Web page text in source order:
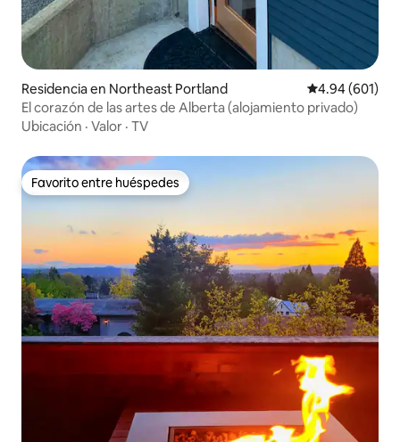
Residencia en Northeast Portland Calificación
4.94 (601)
El corazón de las artes de Alberta (alojamiento privado)
Ubicación · Valor · TV
Favorito entre huéspedes
Favorito entre huéspedes